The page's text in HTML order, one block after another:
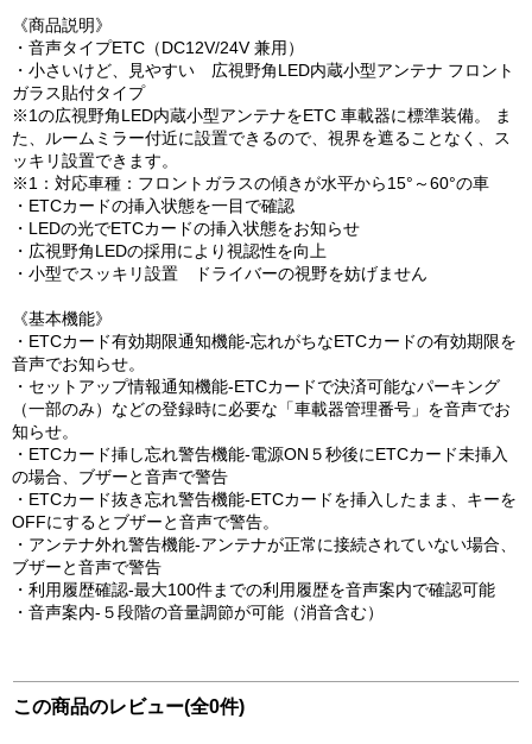
《商品説明》
・音声タイプETC（DC12V/24V 兼用）
・小さいけど、見やすい 広視野角LED内蔵小型アンテナ フロント
ガラス貼付タイプ
※1の広視野角LED内蔵小型アンテナをETC 車載器に標準装備。 ま
た、ルームミラー付近に設置できるので、視界を遮ることなく、ス
ッキリ設置できます。
※1：対応車種：フロントガラスの傾きが水平から15°～60°の車
・ETCカードの挿入状態を一目で確認
・LEDの光でETCカードの挿入状態をお知らせ
・広視野角LEDの採用により視認性を向上
・小型でスッキリ設置 ドライバーの視野を妨げません
《基本機能》
・ETCカード有効期限通知機能-忘れがちなETCカードの有効期限を
音声でお知らせ。
・セットアップ情報通知機能-ETCカードで決済可能なパーキング
（一部のみ）などの登録時に必要な「車載器管理番号」を音声でお
知らせ。
・ETCカード挿し忘れ警告機能-電源ON５秒後にETCカード未挿入
の場合、ブザーと音声で警告
・ETCカード抜き忘れ警告機能-ETCカードを挿入したまま、キーを
OFFにするとブザーと音声で警告。
・アンテナ外れ警告機能-アンテナが正常に接続されていない場合、
ブザーと音声で警告
・利用履歴確認-最大100件までの利用履歴を音声案内で確認可能
・音声案内-５段階の音量調節が可能（消音含む）
この商品のレビュー(全0件)